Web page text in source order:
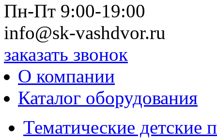
Пн-Пт 9:00-19:00
info@sk-vashdvor.ru
заказать звонок
О компании
Каталог оборудования
Тематические детские